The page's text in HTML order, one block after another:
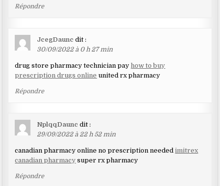
Répondre
JcegDaunc dit :
30/09/2022 à 0 h 27 min
drug store pharmacy technician payhow to buy
prescription drugs online united rx pharmacy
Répondre
NplqqDaunc dit :
29/09/2022 à 22 h 52 min
canadian pharmacy online no prescription needed imitrex
canadian pharmacy super rx pharmacy
Répondre